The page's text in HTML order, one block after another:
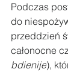
Podczas
do
przeddzień
całonocne
bdienije),